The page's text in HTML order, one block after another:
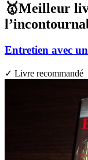
🥇Meilleur
Entretien avec
✓ Livre recommandé